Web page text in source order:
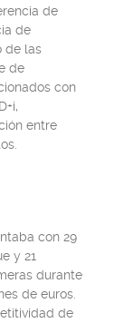
de
de
de las
de
con
entre
con 29
y 21
durante
de euros.
de